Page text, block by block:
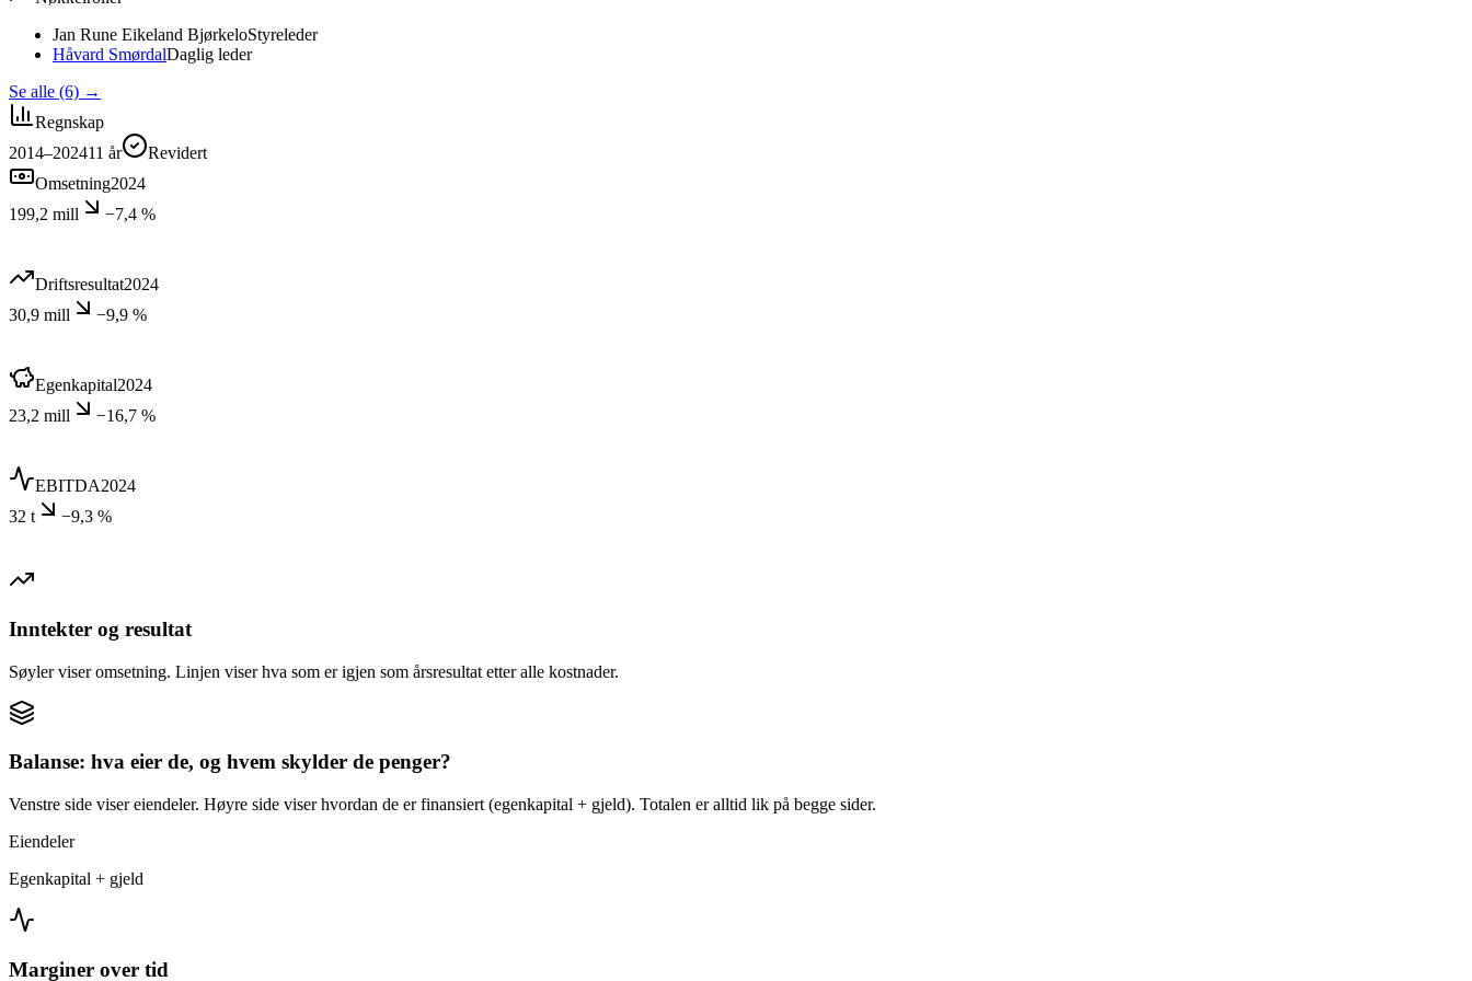
Jan Rune Eikeland BjørkeloStyreleder
Håvard SmørdalDaglig leder
Se alle (6) →
Regnskap
2014–202411 år
Revidert
Omsetning2024
199,2 mill
−7,4 %
Driftsresultat2024
30,9 mill
−9,9 %
Egenkapital2024
23,2 mill
−16,7 %
EBITDA2024
32 t
−9,3 %
Inntekter og resultat
Søyler viser omsetning. Linjen viser hva som er igjen som årsresultat etter alle kostnader.
Balanse: hva eier de, og hvem skylder de penger?
Venstre side viser eiendeler. Høyre side viser hvordan de er finansiert (egenkapital + gjeld). Totalen er alltid lik på begge sider.
Eiendeler
Egenkapital + gjeld
Marginer over tid